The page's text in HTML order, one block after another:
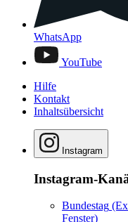
WhatsApp
YouTube
Hilfe
Kontakt
Inhaltsübersicht
Instagram
Instagram-
Bundestag
Fenster)